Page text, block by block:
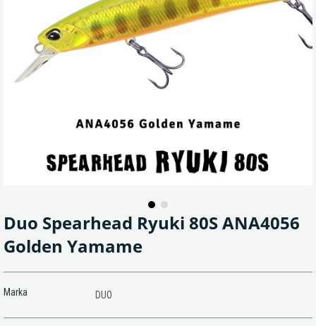
Duo Spearhead Ryuki 80S ANA4056
Golden Yamame
Marka DUO